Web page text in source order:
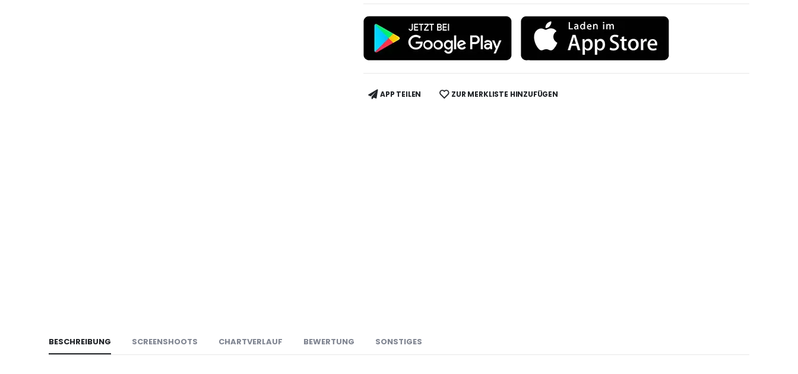
APP TEILEN ZUR MERKLISTE HINZUFÜGEN
BESCHREIBUNG SCREENSHOOTS CHARTVERLAUF BEWERTUNG SONSTIGES